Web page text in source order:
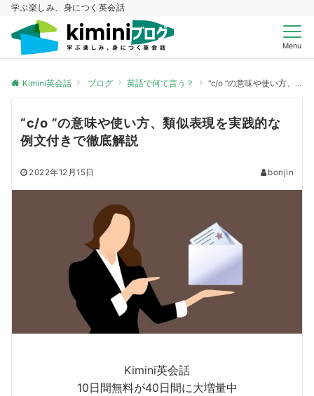
学ぶ楽しみ、身につく英会話
Menu
Kimini英会話 ブログ 英語で何て言う？ “c/o ”の意味や使い方、類似表現を実践的な例文付きで徹底解説
“c/o ”の意味や使い方、類似表現を実践的な
例文付きで徹底解説
2022年12月15日 bonjin
Kimini英会話
10日間無料が40日間に大増量中